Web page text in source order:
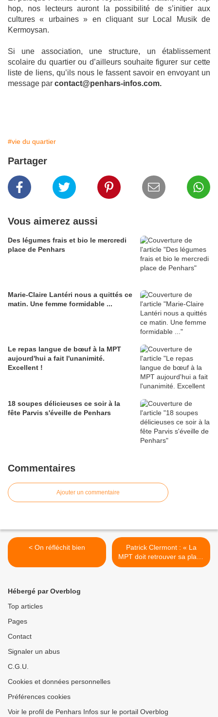
hop, nos lecteurs auront la possibilité de s’initier aux
cultures « urbaines » en cliquant sur Local Musik de
Kermoysan.
Si une association, une structure, un établissement
scolaire du quartier ou d’ailleurs souhaite figurer sur cette
liste de liens, qu’ils nous le fassent savoir en envoyant un
message par contact@penhars-infos.com.
#vie du quartier
Partager
Vous aimerez aussi
Des légumes frais et bio le mercredi
place de Penhars
Marie-Claire Lantéri nous a quittés ce
matin. Une femme formidable ...
Le repas langue de bœuf à la MPT
aujourd'hui a fait l'unanimité.
Excellent !
18 soupes délicieuses ce soir à la
fête Parvis s'éveille de Penhars
Commentaires
Ajouter un commentaire
< On réfléchit bien
Patrick Clermont : « La
MPT doit retrouver sa place
» >
Hébergé par Overblog
Top articles
Pages
Contact
Signaler un abus
C.G.U.
Cookies et données personnelles
Préférences cookies
Voir le profil de Penhars Infos sur le portail Overblog